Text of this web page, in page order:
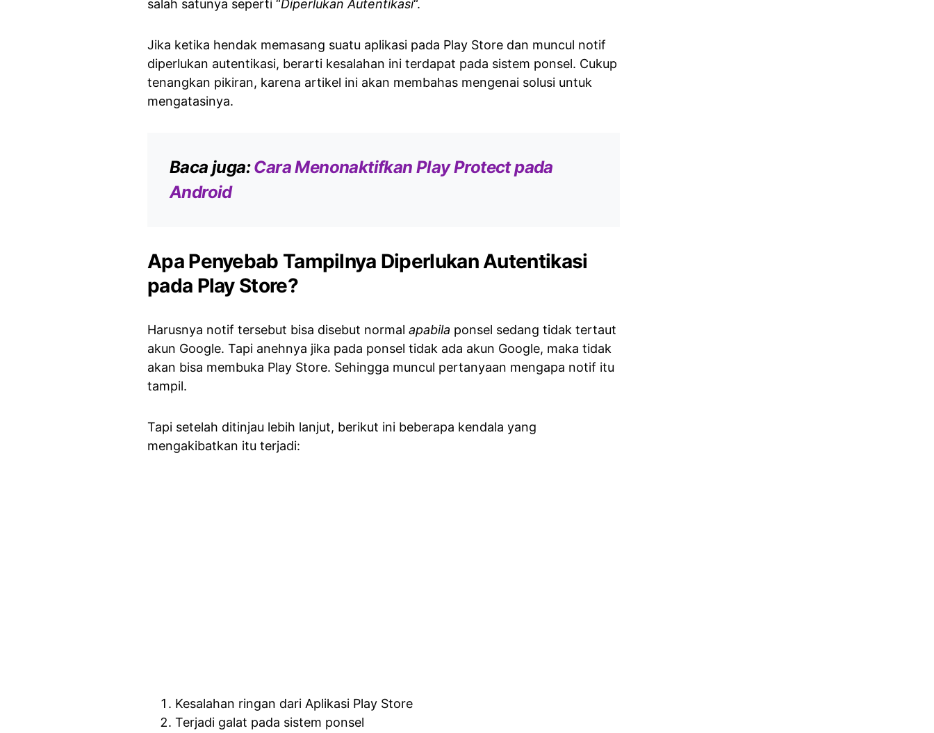
salah satunya seperti “Diperlukan Autentikasi“.
Jika ketika hendak memasang suatu aplikasi pada Play Store dan muncul notif
diperlukan autentikasi, berarti kesalahan ini terdapat pada sistem ponsel. Cukup
tenangkan pikiran, karena artikel ini akan membahas mengenai solusi untuk
mengatasinya.
Baca juga:Cara Menonaktifkan Play Protect pada
Android
Apa Penyebab Tampilnya Diperlukan Autentikasi
pada Play Store?
Harusnya notif tersebut bisa disebut normal apabila ponsel sedang tidak tertaut
akun Google. Tapi anehnya jika pada ponsel tidak ada akun Google, maka tidak
akan bisa membuka Play Store. Sehingga muncul pertanyaan mengapa notif itu
tampil.
Tapi setelah ditinjau lebih lanjut, berikut ini beberapa kendala yang
mengakibatkan itu terjadi:
Kesalahan ringan dari Aplikasi Play Store
Terjadi galat pada sistem ponsel